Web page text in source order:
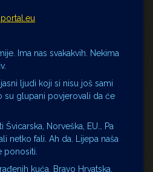
Ima nas svakakvih. Nekima
ljudi koji si nisu još sami
su glupani povjerovali da će
Norveška, EU… Pa
netko fali. Ah da. Lijepa naša
ponositi.
kuća. Bravo Hrvatska.